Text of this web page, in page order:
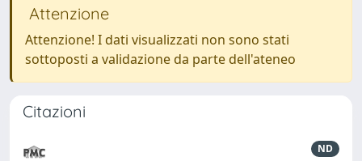
Attenzione
Attenzione! I dati visualizzati non sono stati
sottoposti a validazione da parte dell'ateneo
Citazioni
ND